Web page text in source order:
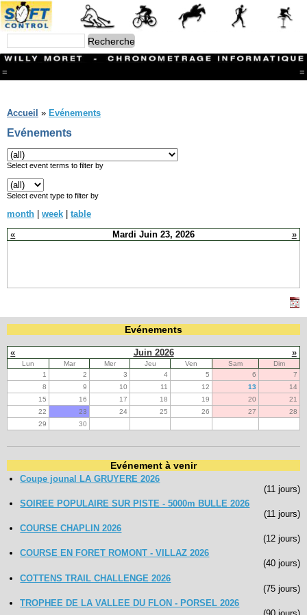
= =
Branches
CONTACT
Ski ALPIN
Triathlon
Ski Nordique
Courses à pieds
Athlétisme
Slalom In-Line
Caisse à savon
Archives
recherche
site map
messages récents
Ouverture de session
Nom d'utilisateur:
Mot de passe:
Créer un nouveau compte
Accueil » Evénements
Evénements
Select event terms to filter by
Select event type to filter by
month | week | table
«
Mardi Juin 23, 2026 »
Evénements
« Juin 2026 »
Lun Mar Mer Jeu Ven Sam
Dim
1
2 3 4 5 6
7
8
9 10 11 12 13
14
15
16 17 18 19 20
21
22
23 24 25 26 27
28
29
30
Evénement à venir
Coupe jounal LA GRUYERE 2026
(11 jours)
SOIREE POPULAIRE SUR PISTE - 5000m BULLE 2026
(11 jours)
COURSE CHAPLIN 2026
(12 jours)
COURSE EN FORET ROMONT - VILLAZ 2026
(40 jours)
COTTENS TRAIL CHALLENGE 2026
(75 jours)
TROPHEE DE LA VALLEE DU FLON - PORSEL 2026